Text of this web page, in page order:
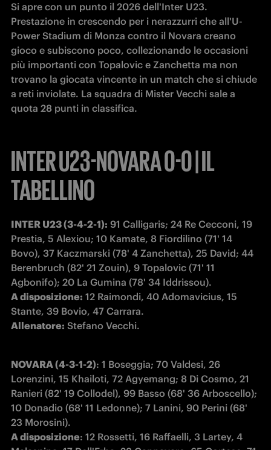
Si apre con un punto il 2026 dell'Inter U23.
Prestazione in crescendo per i nerazzurri che all'U-
Power Stadium di Monza contro il Novara creano
gioco e subiscono poco, collezionando le occasioni
più importanti con Topalovic e Zanchetta ma non
trovano la giocata vincente in un match che si chiude
a reti inviolate. La squadra di Mister Vecchi sale a
quota 28 punti in classifica.
INTER U23-NOVARA 0-0 | IL
TABELLINO
INTER U23 (3-4-2-1): 91 Calligaris; 24 Re Cecconi, 19
Prestia, 5 Alexiou; 10 Kamate, 8 Fiordilino (71' 14
Bovo), 37 Kaczmarski (78' 4 Zanchetta), 25 David; 44
Berenbruch (82' 21 Zouin), 9 Topalovic (71' 11
A disposizione: 12 Raimondi, 40 Adomavicius, 15
Allenatore: Stefano Vecchi.
NOVARA (4-3-1-2): 1 Boseggia; 70 Valdesi, 26
Lorenzini, 15 Khailoti, 72 Agyemang; 8 Di Cosmo, 21
Ranieri (82' 19 Collodel), 99 Basso (68' 36 Arboscello);
10 Donadio (68' 11 Ledonne); 7 Lanini, 90 Perini (68'
A disposizione: 12 Rossetti, 16 Raffaelli, 3 Lartey, 4